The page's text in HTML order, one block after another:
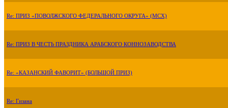
Re: ПРИЗ «ПОВОЛЖСКОГО ФЕДЕРАЛЬНОГО ОКРУГА» (МСХ)
Re: ПРИЗ В ЧЕСТЬ ПРАЗДНИКА АРАБСКОГО КОННОЗАВОДСТВА
Re: «КАЗАНСКИЙ ФАВОРИТ» (БОЛЬШОЙ ПРИЗ)
Re: Гизана